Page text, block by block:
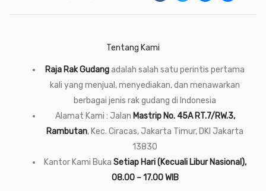
Tentang Kami
Raja Rak Gudangadalah salah satu perintis pertama
kali yang menjual, menyediakan, dan menawarkan
berbagai jenis rak gudang di Indonesia
Alamat Kami : Jalan Mastrip No. 45A RT.7/RW.3,
Rambutan, Kec. Ciracas, Jakarta Timur, DKI Jakarta
13830
Kantor Kami Buka Setiap Hari (Kecuali Libur Nasional),
08.00 – 17.00 WIB